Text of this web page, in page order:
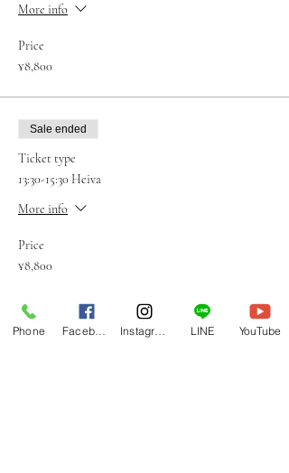
More info
Price
¥8,800
Sale ended
Ticket type
13:30-15:30 Heiva
More info
Price
¥8,800
Sale ended
Phone LINE YouTube